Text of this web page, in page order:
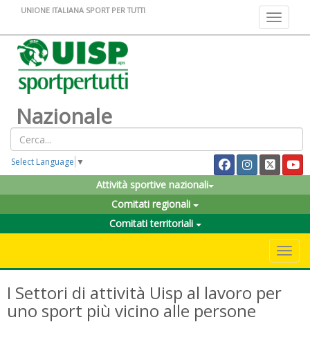
Toggle
UNIONE ITALIANA SPORT PER TUTTI
Nazionale
Select Language ▼
Attività sportive nazionali
Comitati regionali
Comitati territoriali
I Settori di attività Uisp al lavoro per
uno sport più vicino alle persone